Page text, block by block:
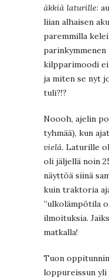
äkkiä laturille:
liian alhaisen
paremmilla
kilpparimoodi
ja miten se nyt
tuli?!?
Noooh, ajelin
tyhmää), kun
vielä. Laturille
oli jäljellä noin
näyttöä siinä
kuin traktoria
”ulkolämpötila
ilmoituksia.
matkalla!
Tuon
loppureissun yli